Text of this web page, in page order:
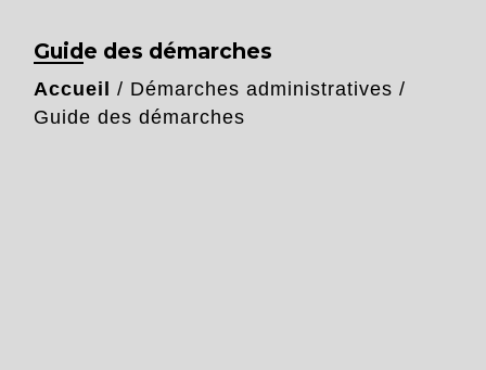
Guide des démarches
Accueil / Démarches administratives /
Guide des démarches